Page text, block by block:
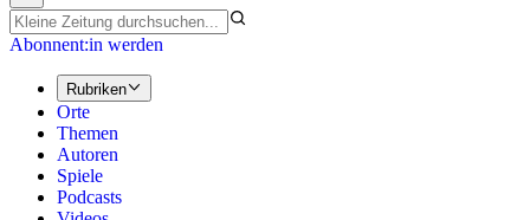
Abonnent:in werden
Rubriken
Orte
Themen
Autoren
Spiele
Podcasts